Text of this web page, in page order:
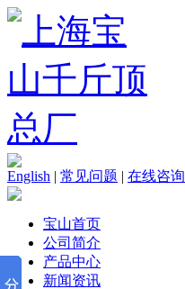
English | 常见问题 | 在线咨询
宝山首页
公司简介
产品中心
新闻资讯